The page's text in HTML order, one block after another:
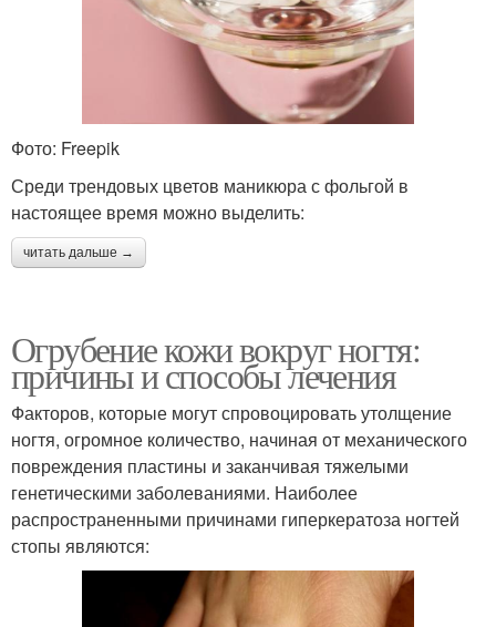
Фото: Freepik
Среди трендовых цветов маникюра с фольгой в
настоящее время можно выделить:
читать дальше →
Огрубение кожи вокруг ногтя:
причины и способы лечения
Факторов, которые могут спровоцировать утолщение
ногтя, огромное количество, начиная от механического
повреждения пластины и заканчивая тяжелыми
генетическими заболеваниями. Наиболее
распространенными причинами гиперкератоза ногтей
стопы являются: